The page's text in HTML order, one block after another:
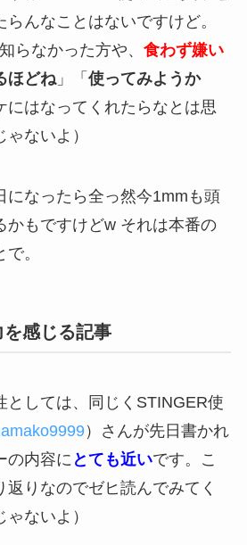
んなことはないですけど。
らなかった方や、 食わず嫌い
ほどね」「 使ってみようか
にはなってくれたらなとは思
ないよ）
になったら全っ然今1mmも頭
かもですけどw それは本番の
。
感じる記事
としては、同じくSTINGER使
）さんが先日書かれ
の内容に とても近いです。こ
りなのでゼヒ読んでみてく
ないよ）